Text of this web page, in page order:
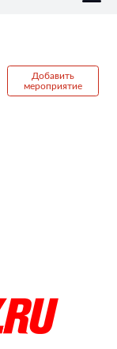
Добавить
мероприятие